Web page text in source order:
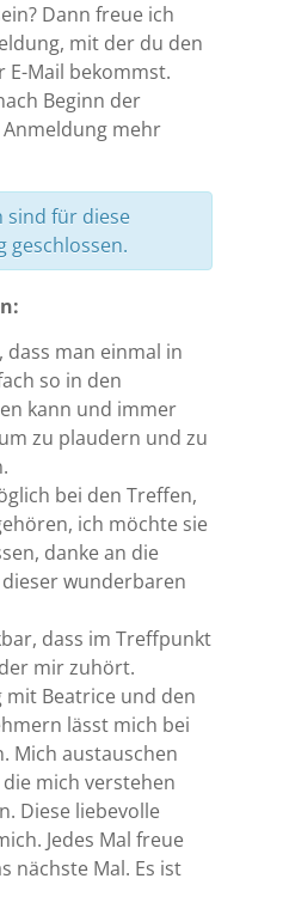
Dann freue ich
mit der du den
E-Mail bekommst.
Beginn der
mehr
sind für diese
geschlossen.
dass man einmal in
so in den
kann und immer
zu plaudern und zu
bei den Treffen,
ich möchte sie
danke an die
wunderbaren
dass im Treffpunkt
mir zuhört.
mit Beatrice und den
lässt mich bei
Mich austauschen
mich verstehen
Diese liebevolle
Jedes Mal freue
nächste Mal. Es ist